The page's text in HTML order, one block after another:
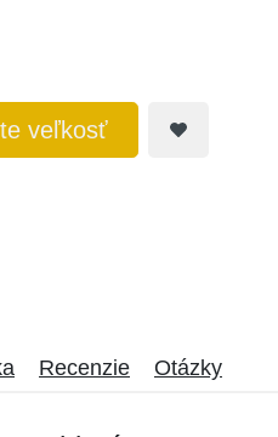
veľkosť
Recenzie Otázky